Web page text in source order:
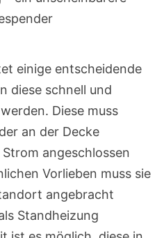
einige entscheidende
diese schnell und
Diese muss
an der Decke
angeschlossen
Vorlieben muss sie
angebracht
Standheizung